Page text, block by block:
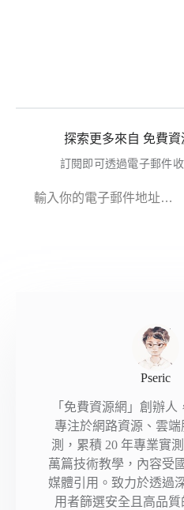
探索更多來自 免費
訂閱即可透過電子郵件
Pseric
「免費資源網」創辦人
專注於網路資源、雲
測，累積 20 年專業實
萬篇技術教學，內容受
媒體引用。致力於透過
用者篩選安全且高品質